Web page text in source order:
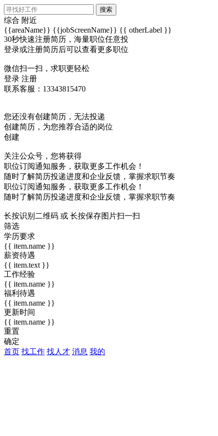
搜索
综合 附近
{{areaName}} {{jobScreenName}} {{ otherLabel }}
30秒快速注册简历，海量职位任意投
登录或注册简历后可以查看更多职位
微信扫一扫，求职更轻松
登录 注册
联系客服：13343815470
您还没有创建简历，无法投递
创建简历，为您推荐合适的岗位
创建
关注公众号，您将获得
职位订阅通知服务，获取更多工作机会！
随时了解简历投递进度和企业反馈，掌握求职节奏
职位订阅通知服务，获取更多工作机会！
随时了解简历投递进度和企业反馈，掌握求职节奏
长按识别二维码 或 长按保存图片扫一扫
筛选
学历要求
{{ item.name }}
薪资待遇
{{ item.text }}
工作经验
{{ item.name }}
福利待遇
{{ item.name }}
更新时间
{{ item.name }}
重置
确定
首页 找工作 找人才 消息 我的